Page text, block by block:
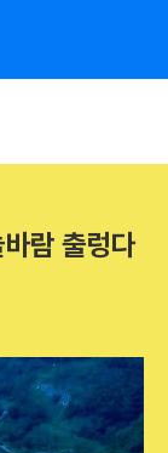
색
람 출렁다